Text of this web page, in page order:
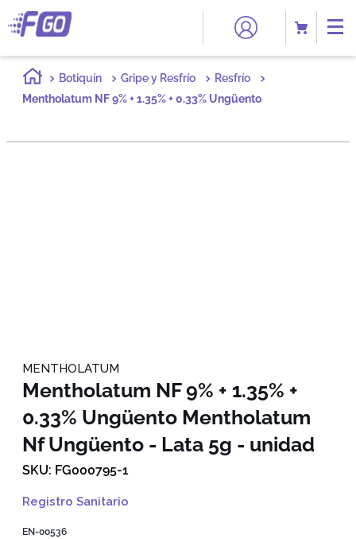
Botiquín Gripe y Resfrío
Resfrío
Mentholatum NF 9% + 1.35% + 0.33% Ungüento
MENTHOLATUM
Mentholatum NF 9% + 1.35% +
0.33% Ungüento Mentholatum
Nf Ungüento - Lata 5g - unidad
FG000795-1
Registro Sanitario
EN-00536